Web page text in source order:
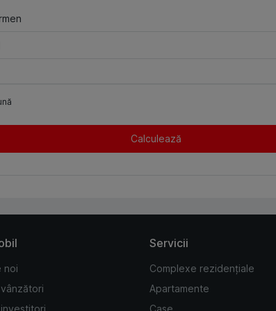
Calculează
noi
Servicii
Complexe rezidențiale
Apartamente